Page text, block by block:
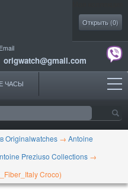
Email
origwatch@gmail.com
Открыть (0)
ЧАСЫ
Originalwatches → Antoine
Preziuso Collections →
Croco)